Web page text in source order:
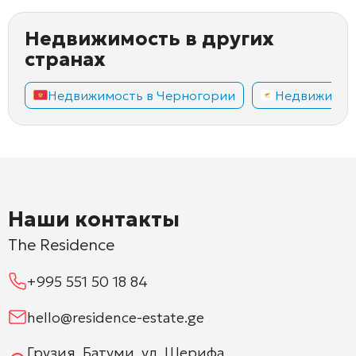
Недвижимость в других
странах
Недвижимость в Черногории
Наши контакты
The Residence
+995 551 50 18 84
hello@residence-estate.ge
Грузия, Батуми, ул. Шерифа